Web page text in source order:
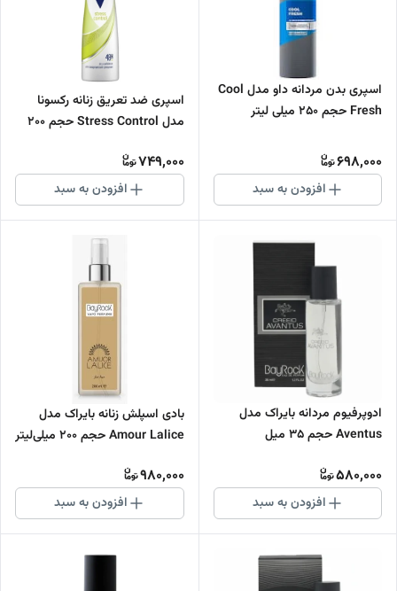
اسپری بدن مردانه داو مدل Cool
Fresh حجم 250 میلی لیتر
698,000
افزودن به سبد
اس‍پری ضد تعریق زنانه رکسونا
مدل Stress Control حجم 200
749,000
افزودن به سبد
ادوپرفیوم مردانه بایراک مدل
Aventus حجم 35 میل
580,000
افزودن به سبد
بادی اسپلش زنانه بایراک مدل
Amour Lalice حجم 200 میلی‌لیتر
980,000
افزودن به سبد